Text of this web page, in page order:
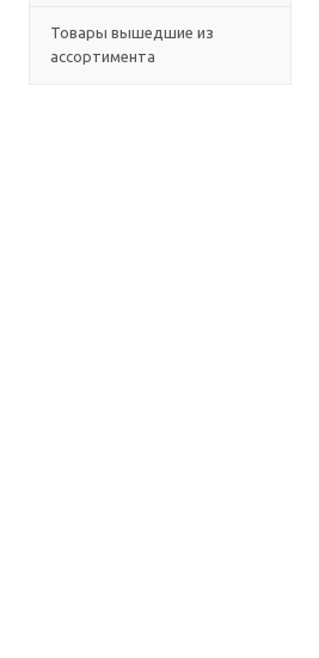
Товары вышедшие из
ассортимента